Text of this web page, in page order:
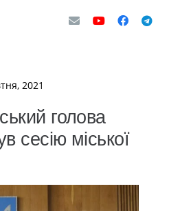
2021
голова
сесію міської